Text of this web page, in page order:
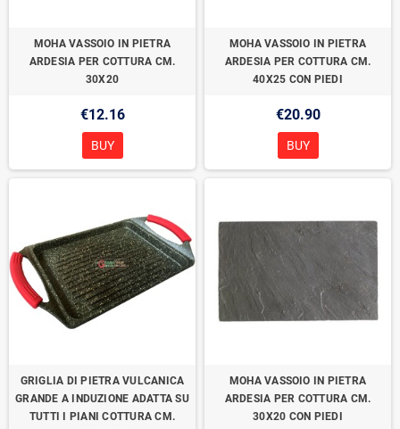
MOHA VASSOIO IN PIETRA
ARDESIA PER COTTURA CM.
30X20
€12.16
BUY
MOHA VASSOIO IN PIETRA
ARDESIA PER COTTURA CM.
40X25 CON PIEDI
€20.90
BUY
GRIGLIA DI PIETRA VULCANICA
GRANDE A INDUZIONE ADATTA SU
TUTTI I PIANI COTTURA CM.
MOHA VASSOIO IN PIETRA
ARDESIA PER COTTURA CM.
30X20 CON PIEDI